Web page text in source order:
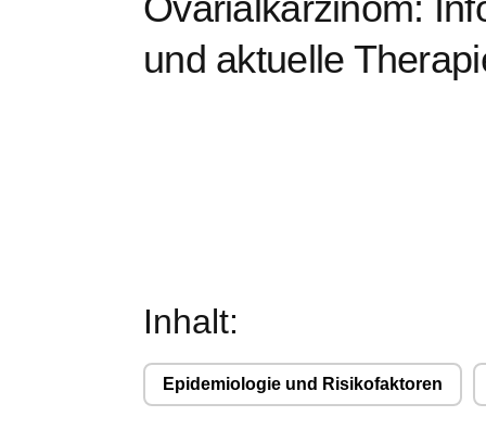
und aktuelle
Inhalt:
Epidemiologie und Risikofaktoren
Leistungs-Cookies